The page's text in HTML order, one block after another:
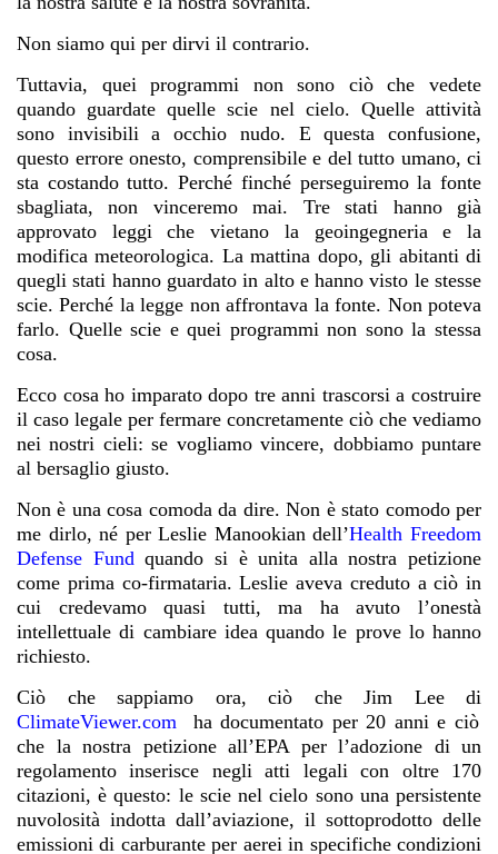
Non siamo qui per dirvi il contrario.
Tuttavia, quei programmi non sono ciò che vedete
quando guardate quelle scie nel cielo. Quelle attività
sono invisibili a occhio nudo. E questa confusione,
questo errore onesto, comprensibile e del tutto umano, ci
sta costando tutto. Perché finché perseguiremo la fonte
sbagliata, non vinceremo mai. Tre stati hanno già
approvato leggi che vietano la geoingegneria e la
modifica meteorologica. La mattina dopo, gli abitanti di
quegli stati hanno guardato in alto e hanno visto le stesse
scie. Perché la legge non affrontava la fonte. Non poteva
farlo. Quelle scie e quei programmi non sono la stessa
cosa.
Ecco cosa ho imparato dopo tre anni trascorsi a costruire
il caso legale per fermare concretamente ciò che vediamo
nei nostri cieli: se vogliamo vincere, dobbiamo puntare
al bersaglio giusto.
Non è una cosa comoda da dire. Non è stato comodo per
me dirlo, né per Leslie Manookian dell’Health Freedom
Defense Fund quando si è unita alla nostra petizione
come prima co-firmataria. Leslie aveva creduto a ciò in
cui credevamo quasi tutti, ma ha avuto l’onestà
intellettuale di cambiare idea quando le prove lo hanno
richiesto.
Ciò che sappiamo ora, ciò che Jim Lee di
ClimateViewer.com
ha documentato per 20 anni e ciò
che la nostra petizione all’EPA per l’adozione di un
regolamento inserisce negli atti legali con oltre 170
citazioni, è questo: le scie nel cielo sono una persistente
nuvolosità indotta dall’aviazione, il sottoprodotto delle
emissioni di carburante per aerei in specifiche condizioni